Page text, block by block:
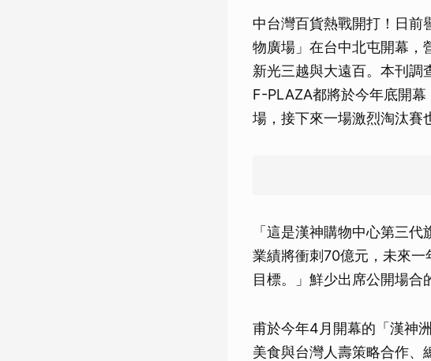
中台灣百貨熱戰開打！日前
物廣場」在台中北屯開幕，
新光三越與大遠百。本刊調
F-PLAZA都將於今年底開
場，接下來一場激烈淘汰賽
「這是漢神購物中心第三
業績將衝刺70億元，未來
目標。」鮮少出席公開場合
甫於今年4月開幕的「漢神
美食與台灣人壽策略合作、